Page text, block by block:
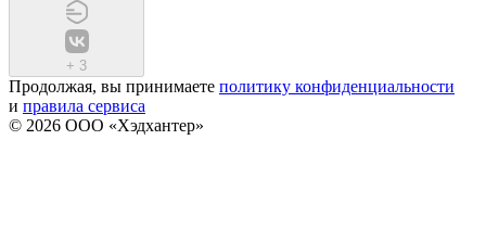
+ 3
Продолжая, вы принимаете политику конфиденциальности
и правила сервиса
© 2026 ООО «Хэдхантер»